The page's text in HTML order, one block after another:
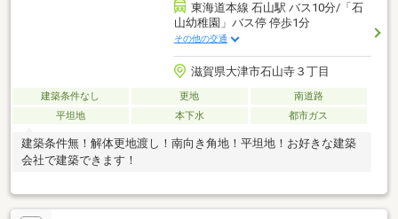
東海道本線 石山駅 バス10分/「石
山幼稚園」バス停 停歩1分
その他の交通
滋賀県大津市石山寺３丁目
建築条件なし 更地
南道路
平坦地
本下水 都市ガス
建築条件無！解体更地渡し！南向き角地！平坦地！お好きな建築
会社で建築できます！